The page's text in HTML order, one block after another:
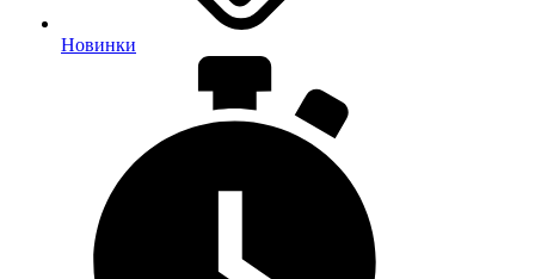
Новинки